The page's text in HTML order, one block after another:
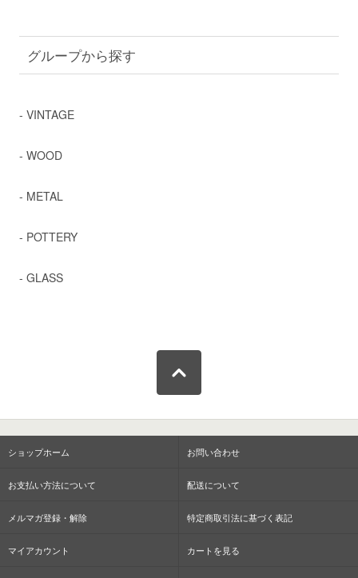
グループから探す
- VINTAGE
- WOOD
- METAL
- POTTERY
- GLASS
ショップホーム お問い合わせ
お支払い方法について 配送について
メルマガ登録・解除 特定商取引法に基づく表記
マイアカウント カートを見る